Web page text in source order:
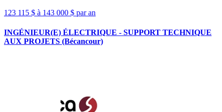
123 115 $ à 143 000 $ par an
INGÉNIEUR(E) ÉLECTRIQUE - SUPPORT TECHNIQUE
AUX PROJETS (Bécancour)